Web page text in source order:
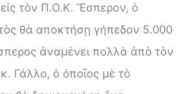
τὸν Π.Ο.Κ. Ἕσπερον, ὁ
θὰ αποκτήσῃ γήπεδον 5.000
ἀναμένει πολλὰ ἀπὸ τὸν
Γάλλο, ὁ ὁποῖος μὲ τὸ